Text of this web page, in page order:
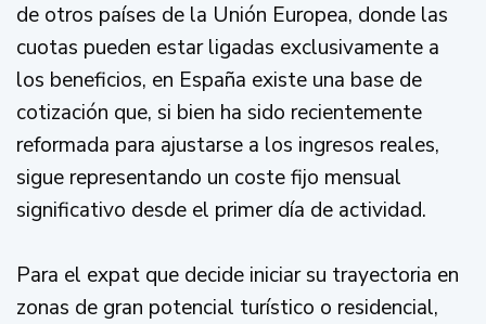
de otros países de la Unión Europea, donde las
cuotas pueden estar ligadas exclusivamente a
los beneficios, en España existe una base de
cotización que, si bien ha sido recientemente
reformada para ajustarse a los ingresos reales,
sigue representando un coste fijo mensual
significativo desde el primer día de actividad.
Para el expat que decide iniciar su trayectoria en
zonas de gran potencial turístico o residencial,